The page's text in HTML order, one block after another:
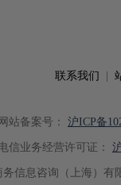
联系我们
站备案号： 沪ICP备
信业务经营许可证：
务信息咨询（上海）